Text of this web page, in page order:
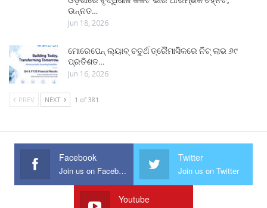
ଉନ୍ନତ…
Jun 18, 2026
ମୋରେପେନ୍ ଲ୍ୟାବ୍ ଚତୁର୍ଥ ତ୍ରୈମାସିକରେ ନିଟ୍ ଲାଭ ୬୯
ପ୍ରତିଶତ…
Jun 16, 2026
PREV NEXT 1 of 381
Facebook
Join us on Facebook
Twitter
Join us on Twitter
Youtube